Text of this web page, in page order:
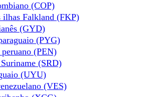
(COP)
ilhas Falkland (FKP)
(GYD)
(PYG)
(PEN)
(SRD)
(UYU)
(VES)